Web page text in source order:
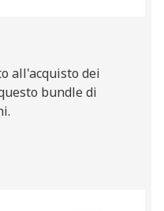
all'acquisto dei
bundle di